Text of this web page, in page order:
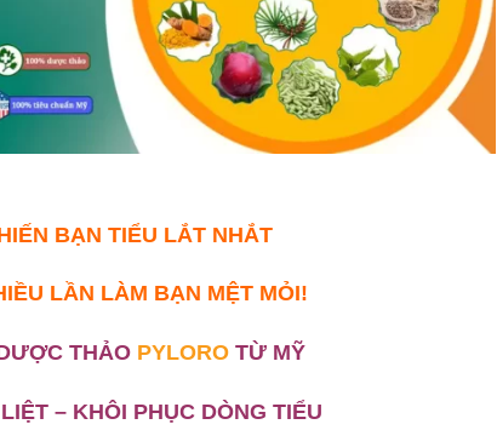
BẠN TIỂU LẮT NHẮT
LẦN LÀM BẠN MỆT MỎI!
THẢO PYLOROTỪ MỸ
– KHÔI PHỤC DÒNG TIỂU